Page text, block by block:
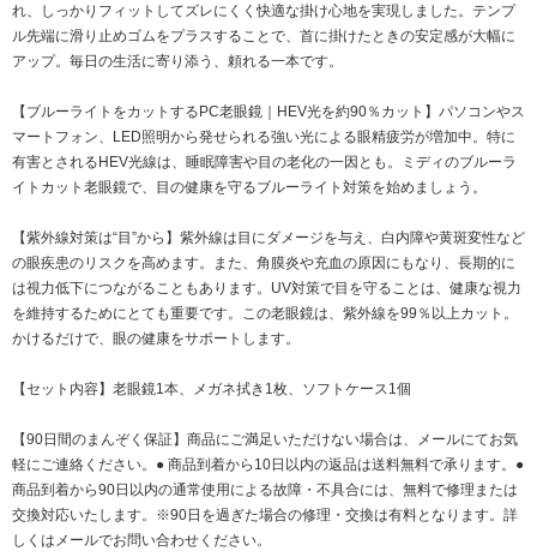
れ、しっかりフィットしてズレにくく快適な掛け心地を実現しました。テンプ
ル先端に滑り止めゴムをプラスすることで、首に掛けたときの安定感が大幅に
アップ。毎日の生活に寄り添う、頼れる一本です。
【ブルーライトをカットするPC老眼鏡｜HEV光を約90％カット】パソコンやス
マートフォン、LED照明から発せられる強い光による眼精疲労が増加中。特に
有害とされるHEV光線は、睡眠障害や目の老化の一因とも。ミディのブルーラ
イトカット老眼鏡で、目の健康を守るブルーライト対策を始めましょう。
【紫外線対策は“目”から】紫外線は目にダメージを与え、白内障や黄斑変性など
の眼疾患のリスクを高めます。また、角膜炎や充血の原因にもなり、長期的に
は視力低下につながることもあります。UV対策で目を守ることは、健康な視力
を維持するためにとても重要です。この老眼鏡は、紫外線を99％以上カット。
かけるだけで、眼の健康をサポートします。
【セット内容】老眼鏡1本、メガネ拭き1枚、ソフトケース1個
【90日間のまんぞく保証】商品にご満足いただけない場合は、メールにてお気
軽にご連絡ください。● 商品到着から10日以内の返品は送料無料で承ります。●
商品到着から90日以内の通常使用による故障・不具合には、無料で修理または
交換対応いたします。※90日を過ぎた場合の修理・交換は有料となります。詳
しくはメールでお問い合わせください。